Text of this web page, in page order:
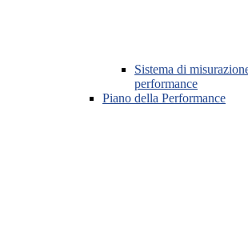
Sistema di
performance
Piano della Performance